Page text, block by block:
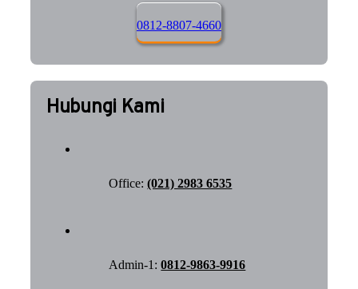
0812-8807-4660
Hubungi Kami
Office:(021) 2983 6535
Admin-1:0812-9863-9916